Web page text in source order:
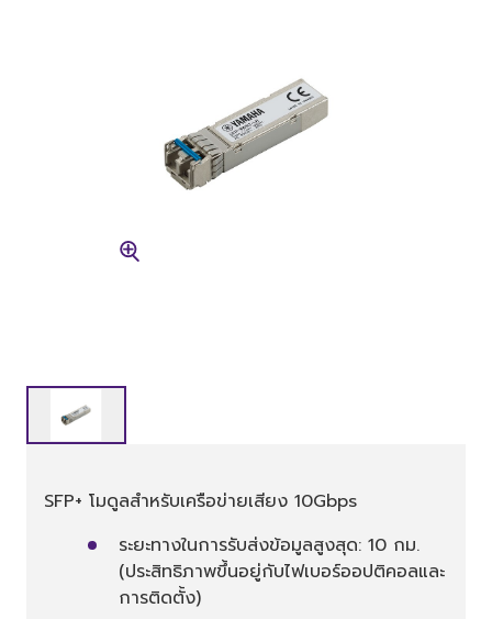
SFP+ โมดูลสำหรับเครือข่ายเสียง 10Gbps
ระยะทางในการรับส่งข้อมูลสูงสุด: 10 กม.
(ประสิทธิภาพขึ้นอยู่กับไฟเบอร์ออปติคอลและ
การติดตั้ง)